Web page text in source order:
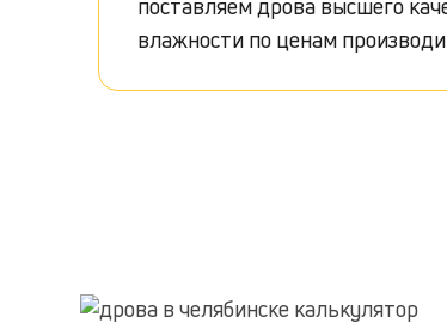
поставляем дрова высшего
влажности по ценам